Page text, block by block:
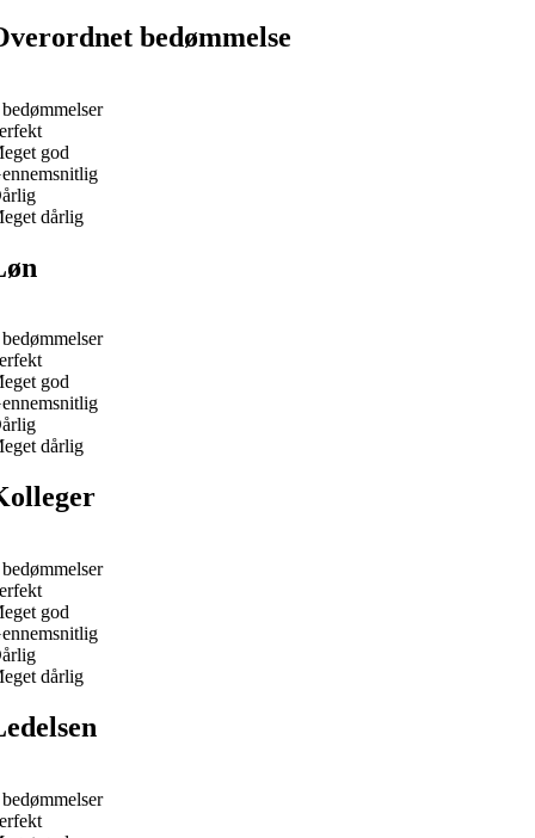
bedømmelse
god
dårlig
god
dårlig
god
dårlig